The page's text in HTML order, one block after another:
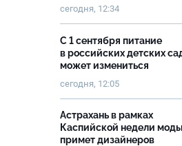
сегодня, 12:34
С 1 сентября питание
в российских детских
может измениться
сегодня, 12:05
Астрахань в рамках
Каспийской недели моды
примет дизайнеров